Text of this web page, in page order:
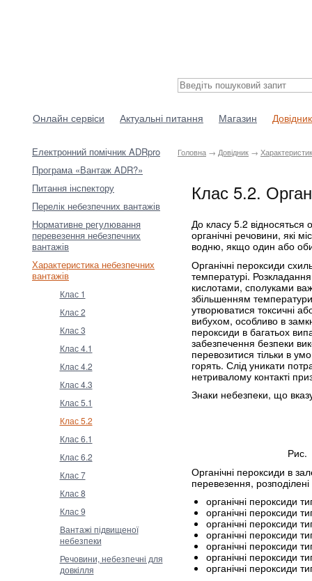
Онлайн сервіси Актуальні питання Магазин Довідник
Електронний помічник ADRpro
Програма «Вантаж ADR?»
Питання інспектору
Перелік небезпечних вантажів
Нормативне регулювання
перевезення небезпечних
вантажів
Характеристика небезпечних
вантажів
Клас 1
Клас 2
Клас 3
Клас 4.1
Клас 4.2
Клас 4.3
Клас 5.1
Клас 5.2
Клас 6.1
Клас 6.2
Клас 7
Клас 8
Клас 9
Вантажі підвищеної
небезпеки
Речовини, небезпечні для
довкілля
Головна → Довідник →
Клас 5.2.
До класу 5.2 відносяться
органічні речовини, які
водню, якщо один або
Органічні пероксиди
температурі.
кислотами, сполуками
збільшенням
утворюватися токсичні
вибухом, особливо в
пероксиди в багатьох
забезпечення безпеки
перевозитися тільки в
горять. Слід уникати
нетривалому контакті
Знаки небезпеки, що
Рис.
Органічні пероксиди в
перевезення, розподілені
органічні пероксиди
органічні пероксиди
органічні пероксиди
органічні пероксиди
органічні пероксиди
органічні пероксиди
органічні пероксиди